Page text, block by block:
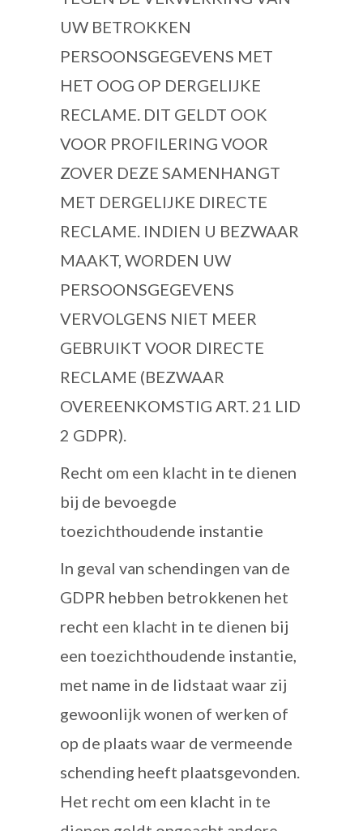
UW BETROKKEN
PERSOONSGEGEVENS MET
HET OOG OP DERGELIJKE
RECLAME. DIT GELDT OOK
VOOR PROFILERING VOOR
ZOVER DEZE SAMENHANGT
MET DERGELIJKE DIRECTE
RECLAME. INDIEN U BEZWAAR
MAAKT, WORDEN UW
PERSOONSGEGEVENS
VERVOLGENS NIET MEER
GEBRUIKT VOOR DIRECTE
RECLAME (BEZWAAR
OVEREENKOMSTIG ART. 21 LID
2 GDPR).
Recht om een klacht in te dienen
bij de bevoegde
toezichthoudende instantie
In geval van schendingen van de
GDPR hebben betrokkenen het
recht een klacht in te dienen bij
een toezichthoudende instantie,
met name in de lidstaat waar zij
gewoonlijk wonen of werken of
op de plaats waar de vermeende
schending heeft plaatsgevonden.
Het recht om een klacht in te